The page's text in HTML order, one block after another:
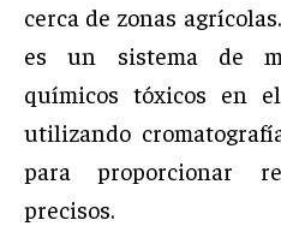
cerca de zonas
es un sistema de
químicos tóxicos en
utilizando
para proporcionar
precisos.